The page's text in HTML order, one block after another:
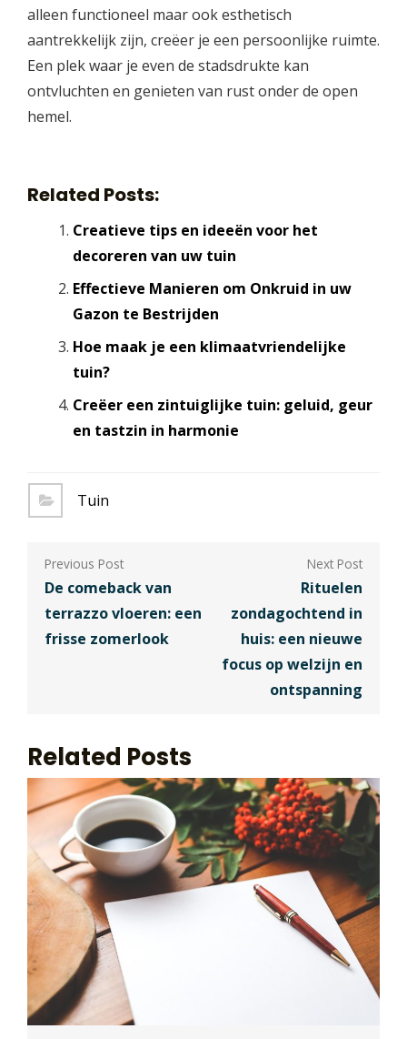
alleen functioneel maar ook esthetisch
aantrekkelijk zijn, creëer je een persoonlijke ruimte.
Een plek waar je even de stadsdrukte kan
ontvluchten en genieten van rust onder de open
hemel.
Related Posts:
Creatieve tips en ideeën voor het
decoreren van uw tuin
Effectieve Manieren om Onkruid in uw
Gazon te Bestrijden
Hoe maak je een klimaatvriendelijke
tuin?
Creëer een zintuiglijke tuin: geluid, geur
en tastzin in harmonie
Tuin
Berichtnavigatie
De comeback van
terrazzo vloeren: een
frisse zomerlook
Rituelen
zondagochtend in
huis: een nieuwe
focus op welzijn en
ontspanning
Related Posts